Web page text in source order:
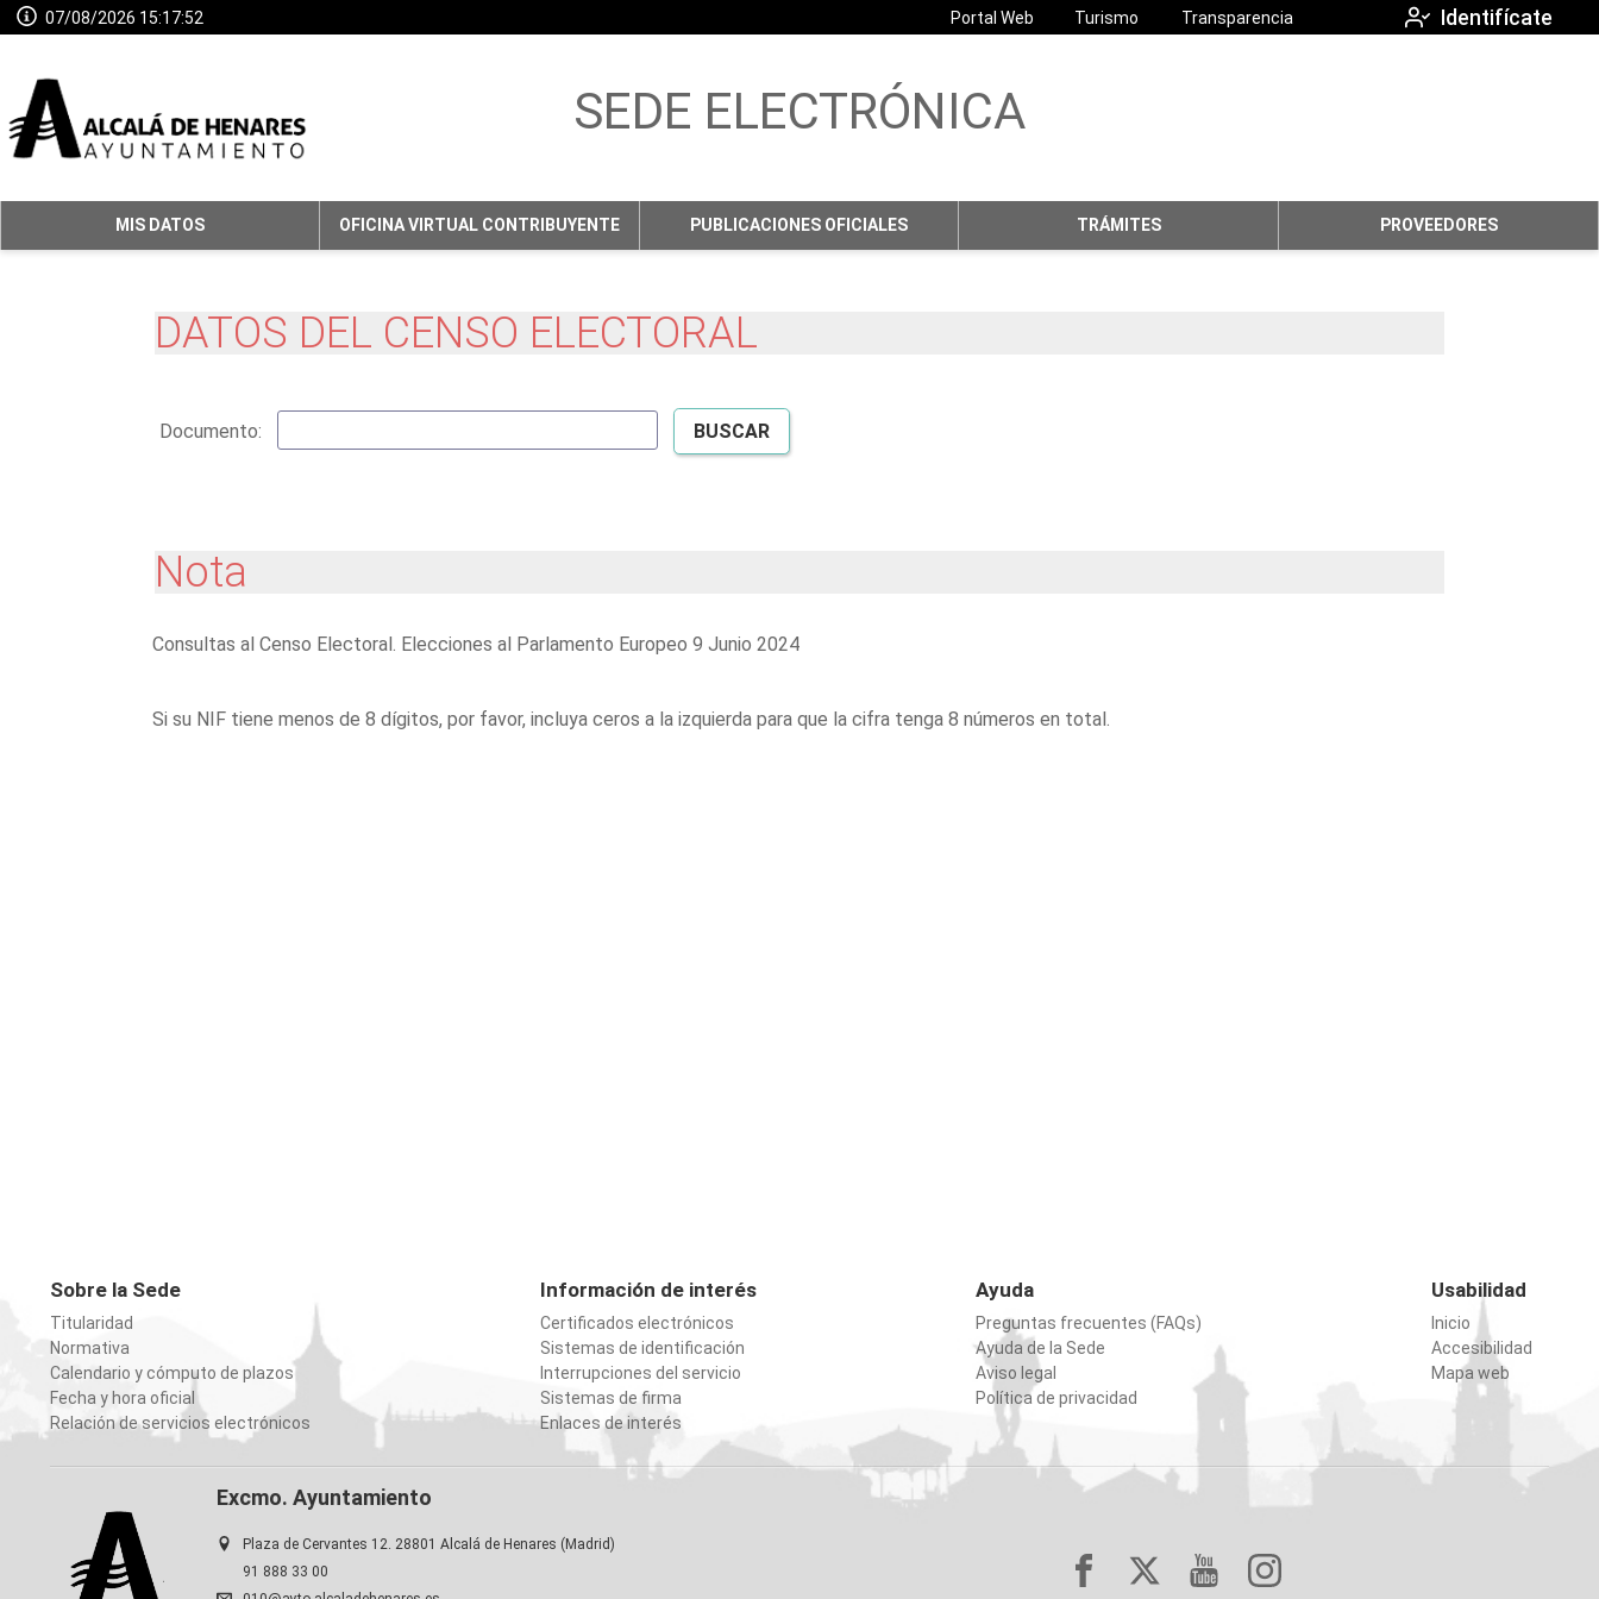
07/08/2026 15:17:52 Portal Web Turismo Transparencia Identifícate
SEDE ELECTRÓNICA
MIS DATOS OFICINA VIRTUAL CONTRIBUYENTE PUBLICACIONES OFICIALES TRÁMITES PROVEEDORES
DATOS DEL CENSO ELECTORAL
Documento: BUSCAR
Nota
Consultas al Censo Electoral. Elecciones al Parlamento Europeo 9 Junio 2024
Si su NIF tiene menos de 8 dígitos, por favor, incluya ceros a la izquierda para que la cifra tenga 8 números en total.
Sobre la Sede
Titularidad
Normativa
Calendario y cómputo de plazos
Fecha y hora oficial
Relación de servicios electrónicos
Información de interés
Certificados electrónicos
Sistemas de identificación
Interrupciones del servicio
Sistemas de firma
Enlaces de interés
Ayuda
Preguntas frecuentes (FAQs)
Ayuda de la Sede
Aviso legal
Política de privacidad
Usabilidad
Inicio
Accesibilidad
Mapa web
Excmo. Ayuntamiento
Plaza de Cervantes 12. 28801 Alcalá de Henares (Madrid)
91 888 33 00